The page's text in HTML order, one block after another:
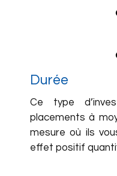
Durée
Ce type
placements à
mesure où ils
effet positif